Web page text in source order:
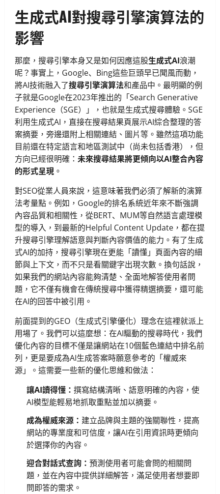
生成式AI對搜尋引擎演算法的
影響
那麼，搜尋引擎本身又是如何因應這股生成式AI浪潮
呢？事實上，Google、Bing這些巨頭早已聞風而動，
將AI技術融入了搜尋引擎演算法和產品中。最明顯的例
子就是Google在2023年推出的「Search Generative
Experience（SGE）」，也就是生成式搜尋體驗。SGE
利用生成式AI，直接在搜尋結果頁展示AI綜合整理的答
案摘要，旁邊還附上相關連結、圖片等。雖然這項功能
目前還在特定語言和地區測試中（尚未包括香港），但
方向已經很明確： 未來搜尋結果將更傾向以AI整合內容
的形式呈現 。
對SEO從業人員來說，這意味著我們必須了解新的演算
法考量點。例如，Google的排名系統近年來不斷強調
內容品質和相關性，從BERT、MUM等自然語言處理模
型的導入，到最新的Helpful Content Update，都在提
升搜尋引擎理解語意與判斷內容價值的能力。有了生成
式AI的加持，搜尋引擎現在更能「讀懂」頁面內容的細
節與上下文，而不只是看關鍵字出現次數。換句話說，
如果我們的網站內容能夠清楚、全面地解答使用者問
題，它不僅有機會在傳統搜尋中獲得精選摘要，還可能
在AI的回答中被引用。
前面提到的GEO（生成式引擎優化）理念在這裡就派上
用場了。我們可以這麼想：在AI驅動的搜尋時代，我們
優化內容的目標不僅是讓網站在10個藍色連結中排名前
列，更是要成為AI生成答案時願意參考的「權威來
源」。這需要一些新的優化思維和做法：
讓AI讀得懂： 撰寫結構清晰、語意明確的內容，使
AI模型能輕易地抓取重點並加以摘要。
成為權威來源： 建立品牌與主題的強關聯性，提高
網站的專業度和可信度，讓AI在引用資訊時更傾向
於選擇你的內容。
迎合對話式查詢： 預測使用者可能會問的相關問
題，並在內容中提供詳細解答，滿足使用者想要即
問即答的需求。